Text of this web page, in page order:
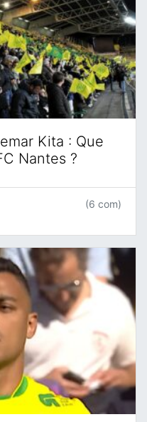
Kita : Que
Nantes ?
(6 com)